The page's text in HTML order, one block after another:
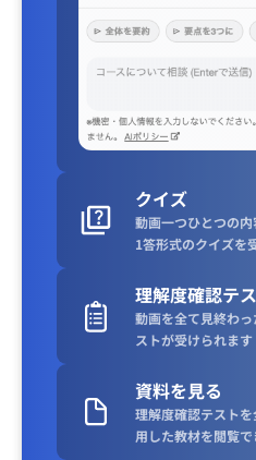
クイズ
動画一つひとつの
1答形式のクイズを
理解度確認テ
動画を全て見終わ
ストが受けられます
資料を見る
理解度確認テスト
用した教材を閲覧